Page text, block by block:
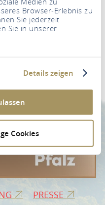
Browser-Erlebnis zu
Sie jederzeit
Sie in unserer
Details zeigen
Cookies
PRESSE